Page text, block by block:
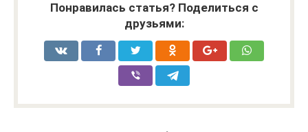
Понравилась статья? Поделиться с
друзьями: